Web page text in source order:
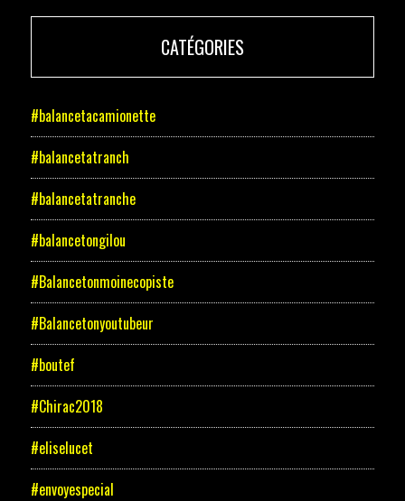
CATÉGORIES
#balancetacamionette
#balancetatranch
#balancetatranche
#balancetongilou
#Balancetonmoinecopiste
#Balancetonyoutubeur
#boutef
#Chirac2018
#eliselucet
#envoyespecial